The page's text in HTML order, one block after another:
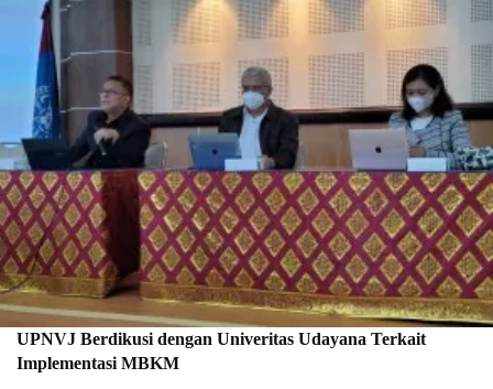
UPNVJ Berdikusi dengan Univeritas Udayana Terkait
Implementasi MBKM